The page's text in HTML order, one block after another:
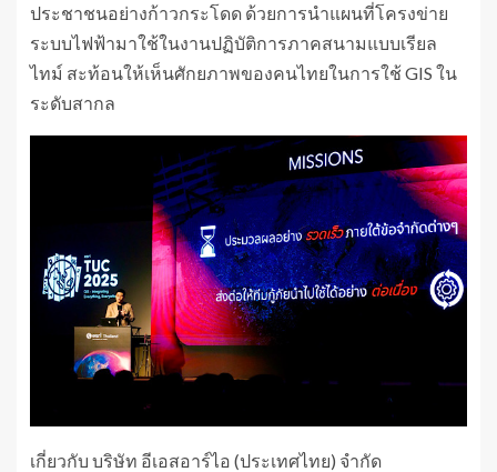
ประชาชนอย่างก้าวกระโดด ด้วยการนำแผนที่โครงข่าย
ระบบไฟฟ้ามาใช้ในงานปฏิบัติการภาคสนามแบบเรียล
ไทม์ สะท้อนให้เห็นศักยภาพของคนไทยในการใช้ GIS ใน
ระดับสากล
เกี่ยวกับ บริษัท อีเอสอาร์ไอ (ประเทศไทย) จำกัด